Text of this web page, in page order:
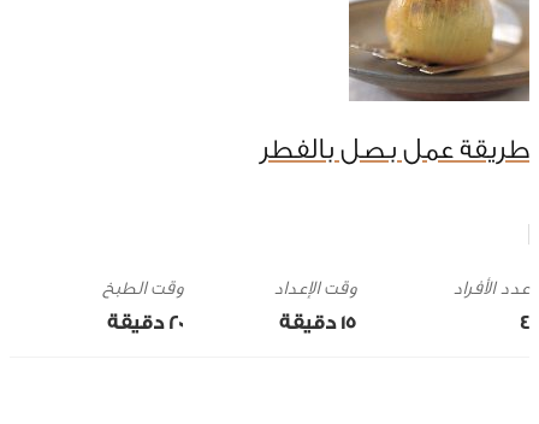
طريقة عمل بصل بالفطر
4
وقت الإعداد
15 ‎دقيقة
وقت الطبخ
20 ‎دقيقة